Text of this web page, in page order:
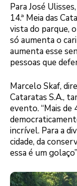
Para José
14.ª Meia das
vista do parque,
só aumenta o
aumenta esse
pessoas que
Marcelo Skaf,
Cataratas S.A.,
evento. “Mais de
incrível. Para a
cidade, da
essa é um